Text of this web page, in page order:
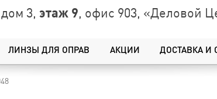
3, этаж 9, офис 903, «Деловой
ЛИНЗЫ ДЛЯ ОПРАВ АКЦИИ ДОСТАВКА И